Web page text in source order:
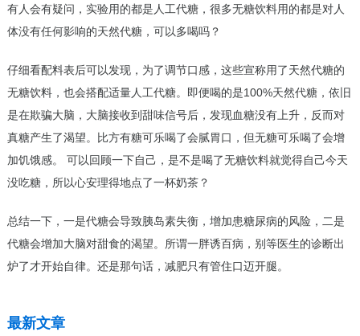
有人会有疑问，实验用的都是人工代糖，很多无糖饮料用的都是对人
体没有任何影响的天然代糖，可以多喝吗？
仔细看配料表后可以发现，为了调节口感，这些宣称用了天然代糖的
无糖饮料，也会搭配适量人工代糖。即便喝的是100%天然代糖，依旧
是在欺骗大脑，大脑接收到甜味信号后，发现血糖没有上升，反而对
真糖产生了渴望。比方有糖可乐喝了会腻胃口，但无糖可乐喝了会增
加饥饿感。 可以回顾一下自己，是不是喝了无糖饮料就觉得自己今天
没吃糖，所以心安理得地点了一杯奶茶？
总结一下，一是代糖会导致胰岛素失衡，增加患糖尿病的风险，二是
代糖会增加大脑对甜食的渴望。所谓一胖诱百病，别等医生的诊断出
炉了才开始自律。还是那句话，减肥只有管住口迈开腿。
最新文章